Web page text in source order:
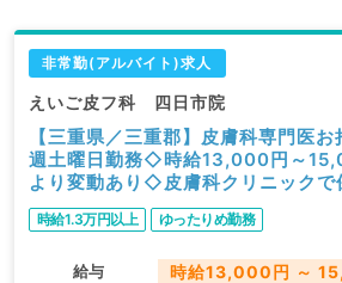
非常勤(アルバイト)求人
えいご皮フ科 四日市院
【三重県／三重郡】皮膚科専門医
週土曜日勤務◇時給13,000円～
より変動あり◇皮膚科クリニックで
療のお仕事です（皮膚科／非常勤）
時給1.3万円以上 ゆったりめ勤務
給与 時給13,000円 ～